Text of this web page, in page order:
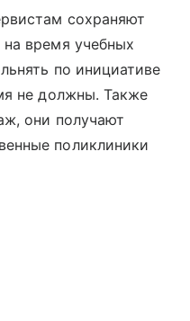
сохраняют
время учебных
по инициативе
не должны. Также
они получают
поликлиники